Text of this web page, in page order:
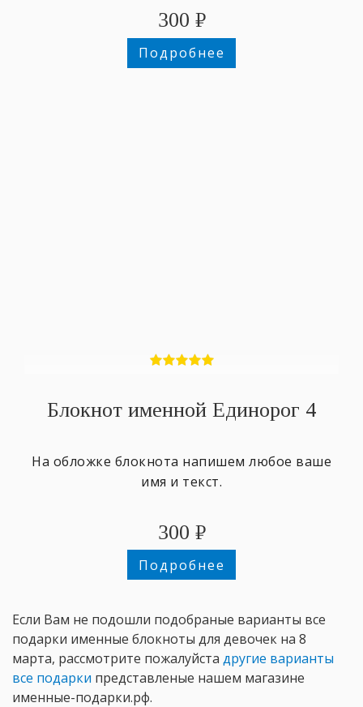
300 ₽
Подробнее
Блокнот именной Единорог 4
На обложке блокнота напишем любое ваше
имя и текст.
300 ₽
Подробнее
Если Вам не подошли подобраные варианты все
подарки именные блокноты для девочек на 8
марта, рассмотрите пожалуйста другие варианты
все подарки представленые нашем магазине
именные-подарки.рф.